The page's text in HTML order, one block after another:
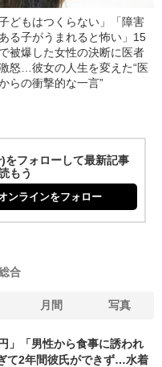
子どもはつくらない」「障害
る子がうまれると怖い」15
被爆した女性の決断に医者
怒…彼女の人生を変えた“医
らの衝撃的な一言”
フォローして最新記事
もう
ンラインをフォロー
合
月間 写真
」「男性から食事に誘われ
て2年間彼氏ができず…水着